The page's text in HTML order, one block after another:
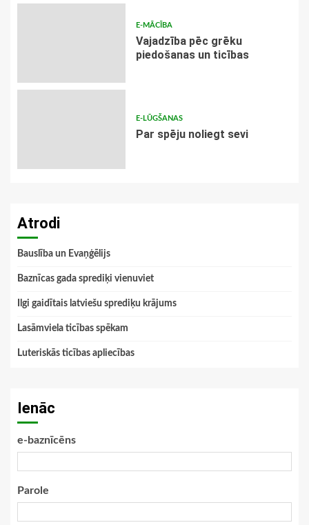
E-MĀCĪBA
Vajadzība pēc grēku
piedošanas un ticības
E-LŪGŠANAS
Par spēju noliegt sevi
Atrodi
Bauslība un Evaņģēlijs
Baznīcas gada sprediķi vienuviet
Ilgi gaidītais latviešu sprediķu krājums
Lasāmviela ticības spēkam
Luteriskās ticības apliecības
Ienāc
e-baznīcēns
Parole